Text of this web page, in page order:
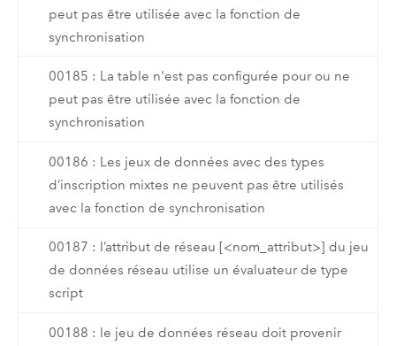
peut pas être utilisée avec la fonction de
synchronisation
00185 : La table n'est pas configurée pour ou ne
peut pas être utilisée avec la fonction de
synchronisation
00186 : Les jeux de données avec des types
d’inscription mixtes ne peuvent pas être utilisés
avec la fonction de synchronisation
00187 : l’attribut de réseau [<nom_attribut>] du jeu
de données réseau utilise un évaluateur de type
script
00188 : le jeu de données réseau doit provenir